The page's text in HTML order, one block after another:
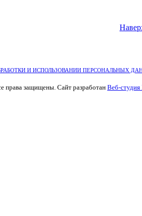
И ИСПОЛЬЗОВАНИИ ПЕРСОНАЛЬНЫХ
защищены. Сайт разработан Веб-студия